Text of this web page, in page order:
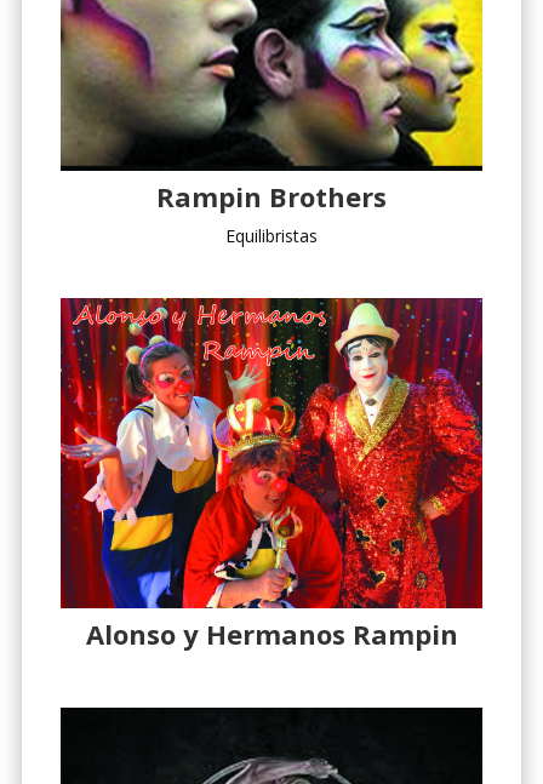
Rampin Brothers
Equilibristas
Alonso y Hermanos Rampin